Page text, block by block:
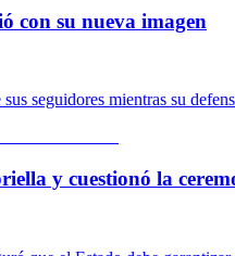
con su nueva imagen
seguidores mientras su
y cuestionó la